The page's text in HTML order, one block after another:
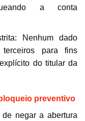
a conta
Nenhum dado
para fins
do titular da
preventivo
negar a abertura